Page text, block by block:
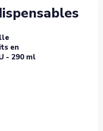
en
- 290 ml